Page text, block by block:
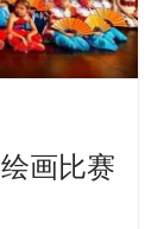
画比赛